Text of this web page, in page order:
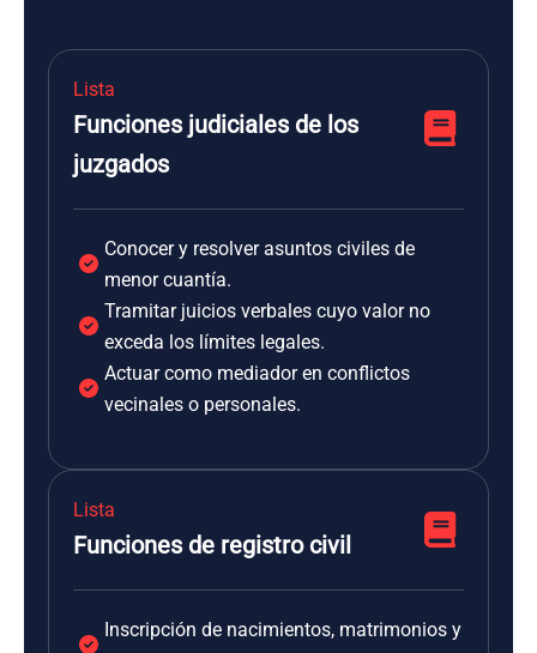
Lista
Funciones judiciales de los
juzgados
Conocer y resolver asuntos civiles de
menor cuantía.
Tramitar juicios verbales cuyo valor no
exceda los límites legales.
Actuar como mediador en conflictos
vecinales o personales.
Lista
Funciones de registro civil
Inscripción de nacimientos, matrimonios y